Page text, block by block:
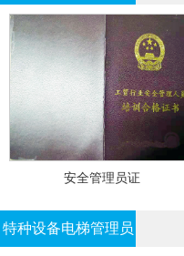
安全管理员证
特种设备电梯管理员